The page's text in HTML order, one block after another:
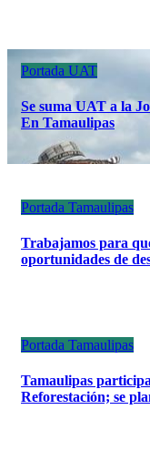
Portada UAT
Se suma UAT a la
En Tamaulipas
Portada Tamaulipas
Trabajamos para
oportunidades de
Portada Tamaulipas
Tamaulipas
Reforestación; se